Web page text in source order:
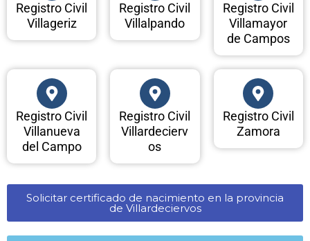
Registro Civil
Villageriz
Registro Civil
Villalpando
Registro Civil
Villamayor
de Campos
Registro Civil
Villanueva
del Campo
Registro Civil
Villardecierv
os
Registro Civil
Zamora
Solicitar certificado de nacimiento en la provincia
de Villardeciervos​